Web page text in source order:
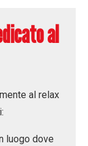
al
al relax
luogo dove